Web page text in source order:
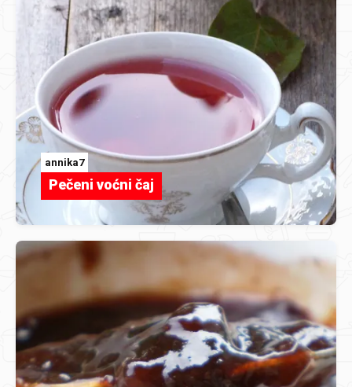
annika7
Pečeni voćni čaj